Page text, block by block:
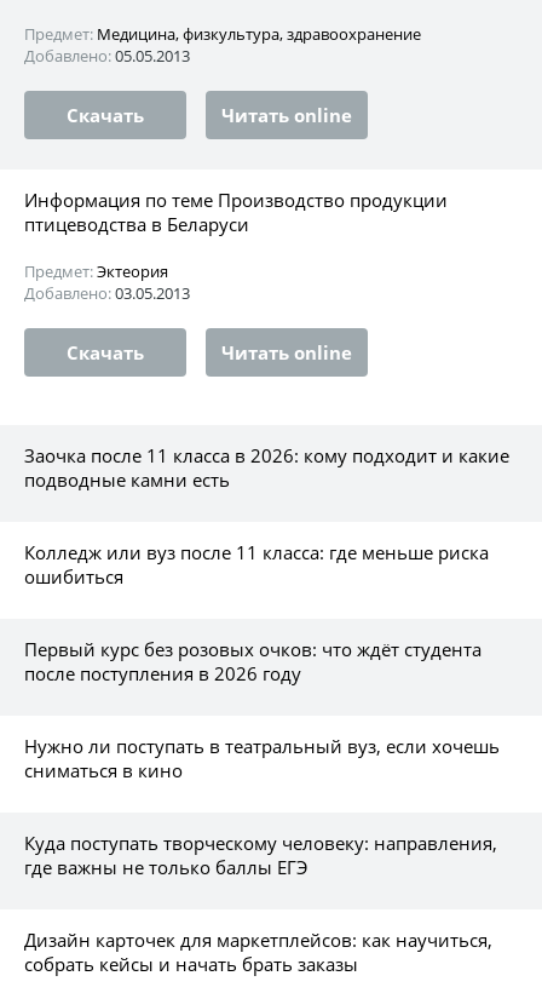
Предмет: Медицина, физкультура, здравоохранение
Добавлено:05.05.2013
Скачать Читать online
Информация по теме Производство продукции
птицеводства в Беларуси
Предмет:Эктеория
Добавлено:03.05.2013
Скачать Читать online
Заочка после 11 класса в 2026: кому подходит и какие
подводные камни есть
Колледж или вуз после 11 класса: где меньше риска
ошибиться
Первый курс без розовых очков: что ждёт студента
после поступления в 2026 году
Нужно ли поступать в театральный вуз, если хочешь
сниматься в кино
Куда поступать творческому человеку: направления,
где важны не только баллы ЕГЭ
Дизайн карточек для маркетплейсов: как научиться,
собрать кейсы и начать брать заказы